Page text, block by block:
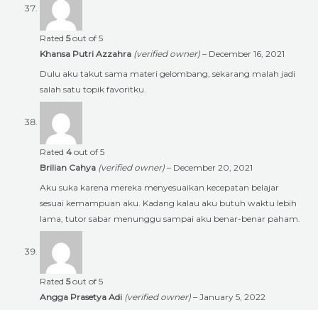
Rated 5out of 5
Khansa Putri Azzahra (verified owner) – December 16, 2021
Dulu aku takut sama materi gelombang, sekarang malah jadi
salah satu topik favoritku.
Rated 4 out of 5
Brilian Cahya (verified owner) – December 20, 2021
Aku suka karena mereka menyesuaikan kecepatan belajar
sesuai kemampuan aku. Kadang kalau aku butuh waktu lebih
lama, tutor sabar menunggu sampai aku benar-benar paham.
Rated 5out of 5
Angga Prasetya Adi (verified owner) – January 5, 2022